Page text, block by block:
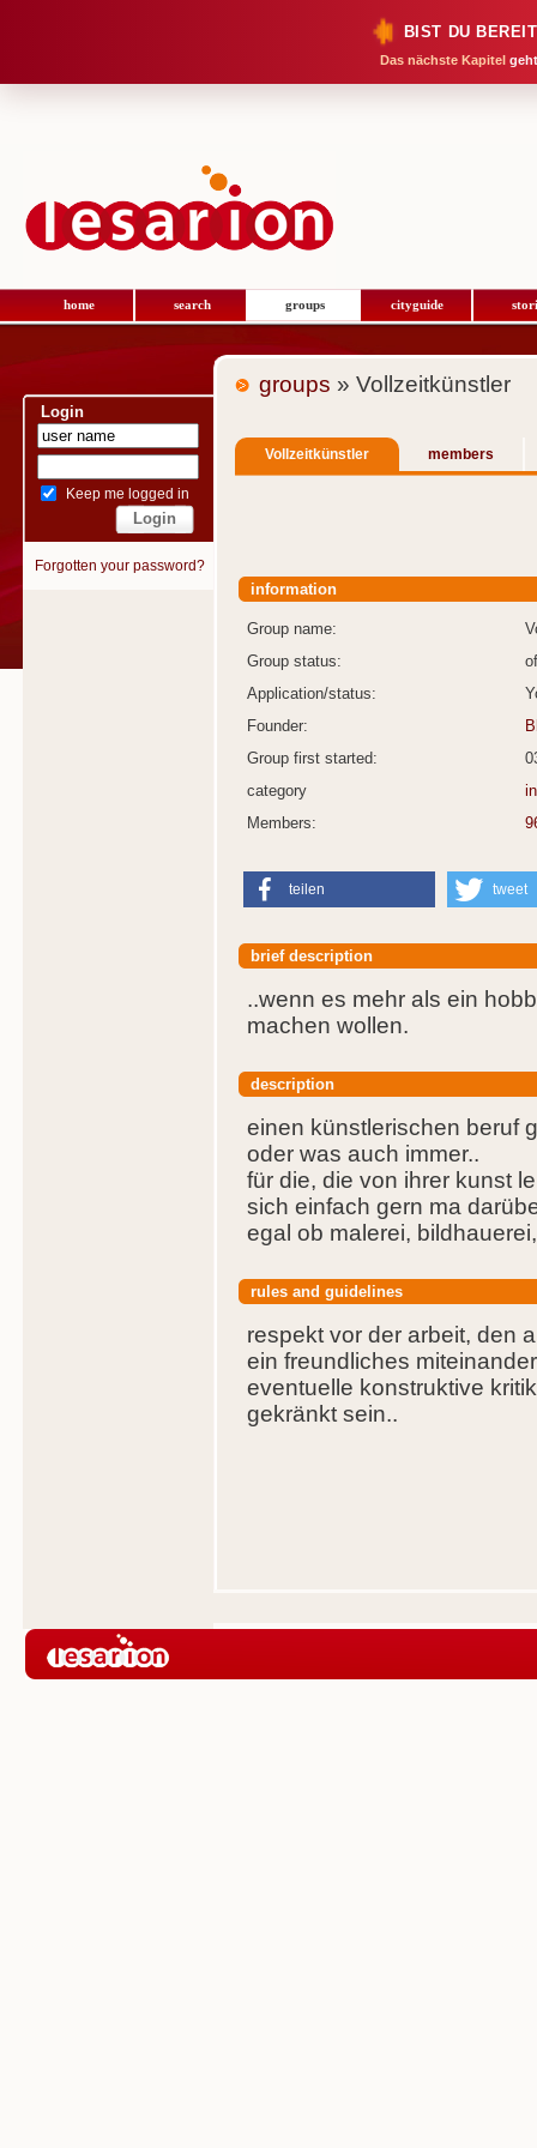
BIST DU
Das nächste Kapitel
home search groups cityguide
Login
Keep me logged in
Forgotten your password?
groups » Vollzeitkünstler
Vollzeitkünstler members
information
Group name:
Group status:
Application/status:
Founder:
Group first started:
category
Members:
teilen tweet
brief description
..wenn es mehr als ein
machen wollen.
description
einen künstlerischen beruf
oder was auch immer..
für die, die von ihrer kunst
sich einfach gern ma
egal ob malerei,
rules and guidelines
respekt vor der arbeit, den
ein freundliches
eventuelle konstruktive
gekränkt sein..